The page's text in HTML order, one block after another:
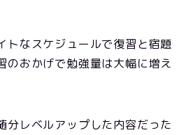
トなスケジュールで復習と宿題
のおかげで勉強量は大幅に増え
分レベルアップした内容だった